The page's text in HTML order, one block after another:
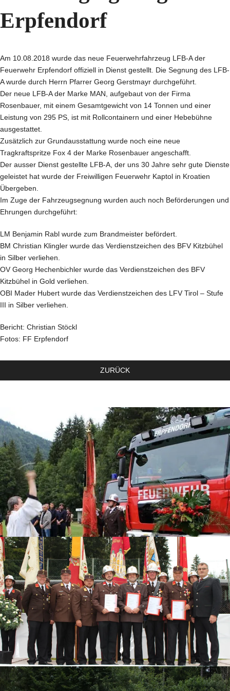
Erpfendorf
Am 10.08.2018 wurde das neue Feuerwehrfahrzeug LFB-A der
Feuerwehr Erpfendorf offiziell in Dienst gestellt. Die Segnung des LFB-
A wurde durch Herrn Pfarrer Georg Gerstmayr durchgeführt.
Der neue LFB-A der Marke MAN, aufgebaut von der Firma
Rosenbauer, mit einem Gesamtgewicht von 14 Tonnen und einer
Leistung von 295 PS, ist mit Rollcontainern und einer Hebebühne
ausgestattet.
Zusätzlich zur Grundausstattung wurde noch eine neue
Tragkraftspritze Fox 4 der Marke Rosenbauer angeschafft.
Der ausser Dienst gestellte LFB-A, der uns 30 Jahre sehr gute Dienste
geleistet hat wurde der Freiwilligen Feuerwehr Kaptol in Kroatien
Übergeben.
Im Zuge der Fahrzeugsegnung wurden auch noch Beförderungen und
Ehrungen durchgeführt:
LM Benjamin Rabl wurde zum Brandmeister befördert.
BM Christian Klingler wurde das Verdienstzeichen des BFV Kitzbühel
in Silber verliehen.
OV Georg Hechenbichler wurde das Verdienstzeichen des BFV
Kitzbühel in Gold verliehen.
OBI Mader Hubert wurde das Verdienstzeichen des LFV Tirol – Stufe
III in Silber verliehen.
Bericht: Christian Stöckl
Fotos: FF Erpfendorf
ZURÜCK